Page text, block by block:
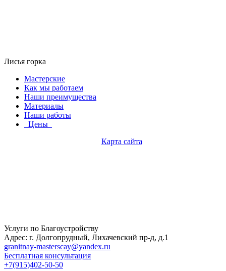
Лисья горка
Мастерские
Как мы работаем
Наши преимущества
Материалы
Наши работы
Цены
Карта сайта
Услуги по Благоустройству
Адрес: г. Долгопрудный, Лихачевский пр-д, д.1
granitnay-masterscay@yandex.ru
Бесплатная консультация
+7(915)402-50-50